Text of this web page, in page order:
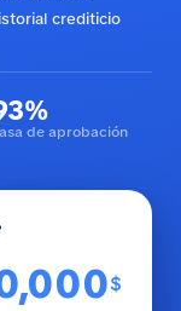
crediticio
de aprobación
$